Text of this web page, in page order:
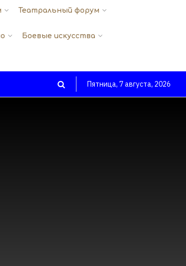
Театральный форум
Боевые искусства
Пятница, 7 августа, 2026